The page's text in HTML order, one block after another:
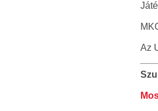
Az